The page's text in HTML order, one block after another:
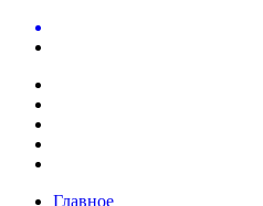
Главное